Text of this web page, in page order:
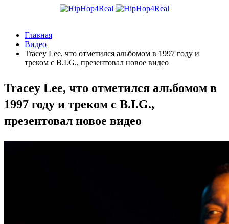
Главная
Видео
Tracey Lee, что отметился альбомом в 1997 году и
треком с B.I.G., презентовал новое видео
Tracey Lee, что отметился альбомом в
1997 году и треком с B.I.G.,
презентовал новое видео